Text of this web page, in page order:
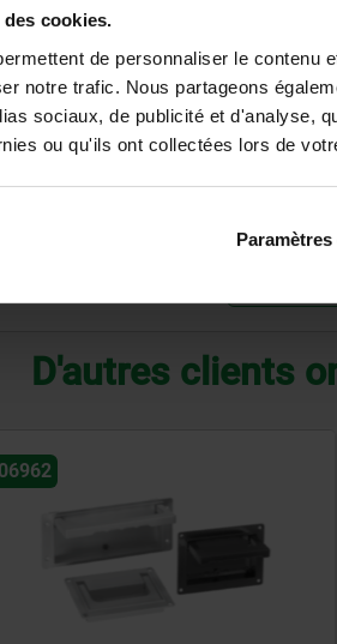
cookies.
de personnaliser le contenu
notre trafic. Nous partageons
sociaux, de publicité et d'analyse,
ou qu'ils ont collectées lors de
plusieurs fois par jour à intervalles
L1
D'autres clients
06965-01